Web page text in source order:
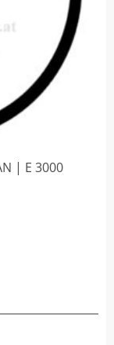
| E 3000